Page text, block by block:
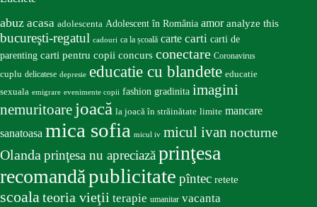
abuz acasa adolescenta Adolescent în România amor analyze this
bucureşti-regatul cadouri ca la școală carte carti carti de
parenting carti pentru copii concurs conectare Coronavirus
cuplu delicatese depresie educatie cu blandete educatie
sexuala emigrare evenimente copii fashion gradinita imagini
nemuritoare joacă la joacă în străinătate limite mancare
sanatoasa mica sofia micul iv micul ivan nocturne
Olandaprinţesa nu apreciazăprinţesa
recomandăpublicitate pîntec retete
scoalateoria vieţii terapie umanitar vacanta